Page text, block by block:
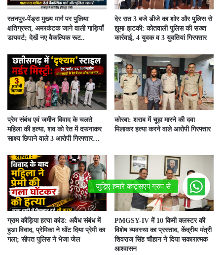
रतनपुर-पेंड्रा मुख्य मार्ग पर पुलिया
क्षतिग्रस्त, अमरकंटक जाने वाली गाड़ियाँ
डायवर्ट; देखें नए वैकल्पिक रूट..
देर रात 3 बजे डीजे का शोर और पुलिस से
झूमा-झटकी: कोतवाली पुलिस की सख्त
कार्रवाई, 4 युवक व 3 युवतियां गिरफ्तार
प्रेम संबंध एवं जमीन विवाद के चलते
महिला की हत्या, शव को रेत में दफनाकर
साक्ष्य छिपाने वाले 3 आरोपी गिरफ्तार…
कोरबा: शराब में चूहा मारने की दवा
मिलाकर हत्या करने वाले आरोपी गिरफ्तार
ग्राम कौड़िया हत्या कांड: अवैध संबंध में
हुआ विवाद, प्रेमिका ने घोंट दिया प्रेमी का
गला; सीपत पुलिस ने भेजा जेल
PMGSY-IV में 10 किमी क्लस्टर की
विशेष व्यवस्था का प्रस्ताव, केंद्रीय मंत्री
शिवराज सिंह चौहान ने दिया सकारात्मक
आश्वासन